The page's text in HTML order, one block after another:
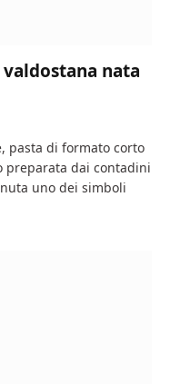
valdostana nata
pasta di formato corto
preparata dai contadini
uno dei simboli